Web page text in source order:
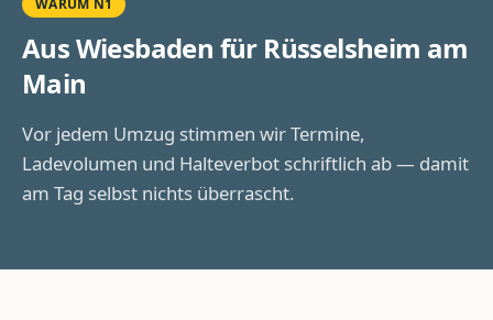
WARUM N1
Aus Wiesbaden für Rüsselsheim am
Main
Vor jedem Umzug stimmen wir Termine,
Ladevolumen und Halteverbot schriftlich ab — damit
am Tag selbst nichts überrascht.